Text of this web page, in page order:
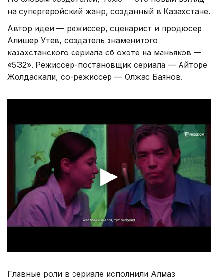
на супергеройский жанр, созданный в Казахстане.
Автор идеи — режиссер, сценарист и продюсер
Алишер Утев, создатель знаменитого
казахстанского сериала об охоте на маньяков —
«5:32». Режиссер-постановщик сериала — Айторе
Жолдаскали, со-режиссер — Олжас Баянов.
Главные роли в сериале исполнили Алмаз